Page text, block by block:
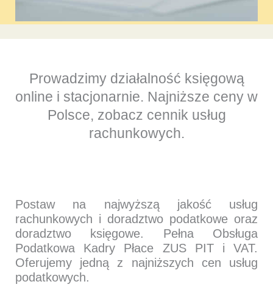
Prowadzimy działalność księgową
online i stacjonarnie. Najniższe ceny w
Polsce, zobacz cennik usług
rachunkowych.
Postaw na najwyższą jakość usług
rachunkowych i doradztwo podatkowe oraz
doradztwo księgowe. Pełna Obsługa
Podatkowa Kadry Płace ZUS PIT i VAT.
Oferujemy jedną z najniższych cen usług
podatkowych.